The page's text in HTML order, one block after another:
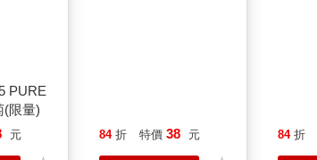
PURE
(限量)
元 84 折 特價 38 元 84 折